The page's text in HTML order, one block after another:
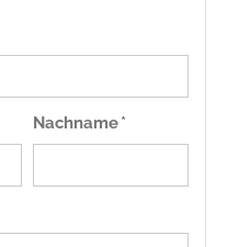
Nachname *